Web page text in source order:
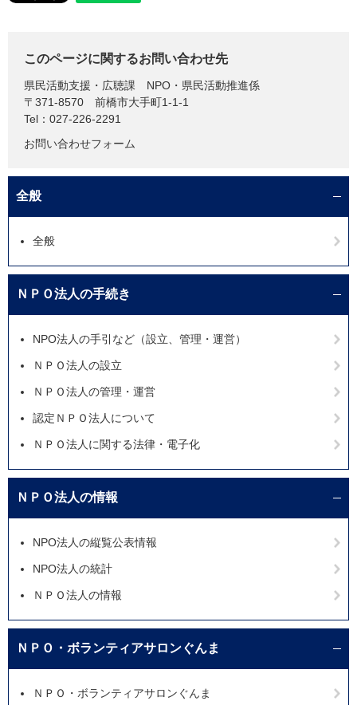
このページに関するお問い合わせ先
県民活動支援・広聴課
NPO・県民活動推進係
〒371-8570
前橋市大手町1-1-1
Tel：027-226-2291
お問い合わせフォーム
全般
全般
ＮＰＯ法人の手続き
NPO法人の手引など（設立、管理・運営）
ＮＰＯ法人の設立
ＮＰＯ法人の管理・運営
認定ＮＰＯ法人について
ＮＰＯ法人に関する法律・電子化
ＮＰＯ法人の情報
NPO法人の縦覧公表情報
NPO法人の統計
ＮＰＯ法人の情報
ＮＰＯ・ボランティアサロンぐんま
ＮＰＯ・ボランティアサロンぐんま